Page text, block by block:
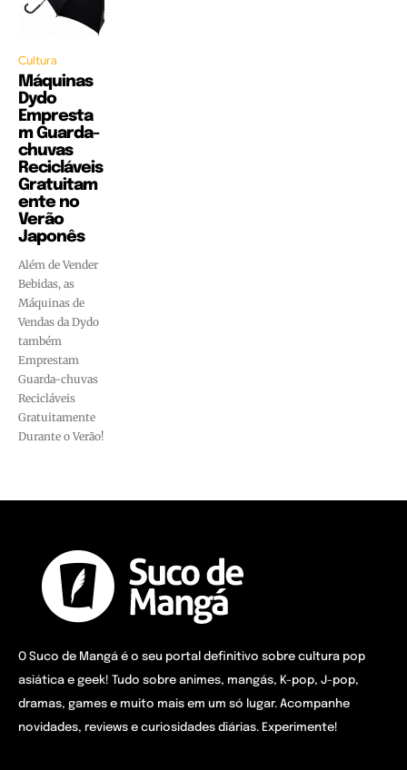
Cultura
Máquinas
Dydo
Empresta
m Guarda-
chuvas
Recicláveis
Gratuitam
ente no
Verão
Japonês
Além de Vender
Bebidas, as
Máquinas de
Vendas da Dydo
também
Emprestam
Guarda-chuvas
Recicláveis
Gratuitamente
Durante o Verão!
O Suco de Mangá é o seu portal definitivo sobre cultura pop
asiática e geek! Tudo sobre animes, mangás, K-pop, J-pop,
dramas, games e muito mais em um só lugar. Acompanhe
novidades, reviews e curiosidades diárias. Experimente!